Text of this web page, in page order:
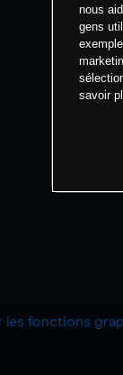
fonctions
nous
gens
savoir